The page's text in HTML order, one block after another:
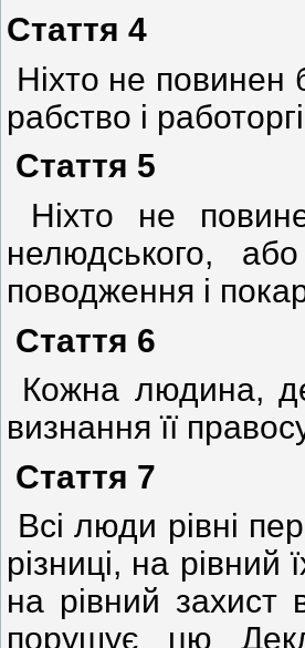
Стаття 4
Ніхто не повинен
рабство і
Стаття 5
Ніхто не
нелюдського,
поводження і
Стаття 6
Кожна людина,
визнання її
Стаття 7
Всі люди рівні
різниці, на
на рівний захист
порушує цю